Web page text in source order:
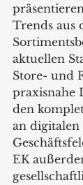
Trends aus
aktuellen
Store- und
praxisnahe
den
an digitalen
EK